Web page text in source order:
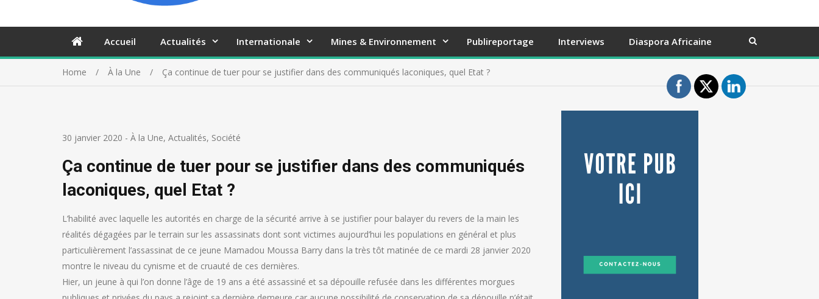
Accueil Actualités Internationale Mines & Environnement Publireportage Interviews Diaspora Africaine
Home À la Une Ça continue de tuer pour se justifier dans des communiqués laconiques, quel Etat ?
30 janvier 2020 - À la Une, Actualités, Société
Ça continue de tuer pour se justifier dans des communiqués
laconiques, quel Etat ?
L’habilité avec laquelle les autorités en charge de la sécurité arrive à se justifier pour balayer du revers de la main les
réalités dégagées par le terrain sur les assassinats dont sont victimes aujourd’hui les populations en général et plus
particulièrement l’assassinat de ce jeune Mamadou Moussa Barry dans la très tôt matinée de ce mardi 28 janvier 2020
montre le niveau du cynisme et de cruauté de ces dernières.
Hier, un jeune à qui l’on donne l’âge de 19 ans a été assassiné et sa dépouille refusée dans les différentes morgues